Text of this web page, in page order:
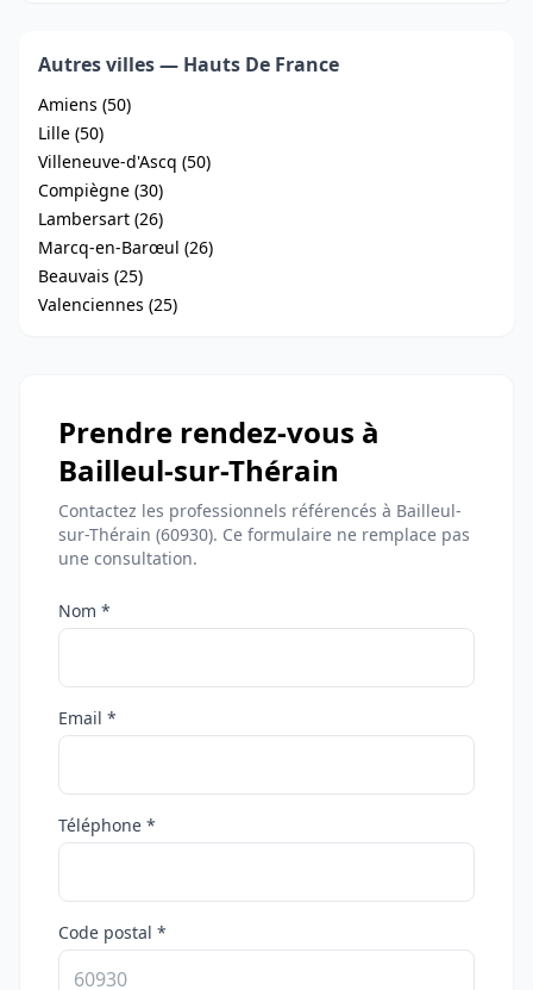
Autres villes — Hauts De France
Amiens (50)
Lille (50)
Villeneuve-d'Ascq (50)
Compiègne (30)
Lambersart (26)
Marcq-en-Barœul (26)
Beauvais (25)
Valenciennes (25)
Prendre rendez-vous à
Bailleul-sur-Thérain
Contactez les professionnels référencés à Bailleul-
sur-Thérain (60930). Ce formulaire ne remplace pas
une consultation.
Nom *
Email *
Téléphone *
Code postal *